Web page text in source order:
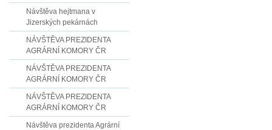
Návštěva hejtmana v
Jizerských pekárnách
NÁVŠTĚVA PREZIDENTA
AGRÁRNÍ KOMORY ČR
NÁVŠTĚVA PREZIDENTA
AGRÁRNÍ KOMORY ČR
NÁVŠTĚVA PREZIDENTA
AGRÁRNÍ KOMORY ČR
Návštěva prezidenta Agrární